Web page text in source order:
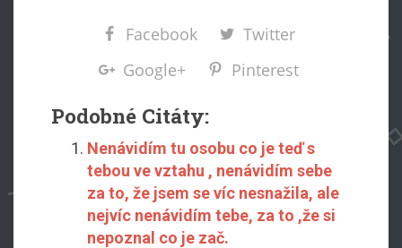
Facebook
Twitter
Google+
Pinterest
Podobné Citáty:
Nenávidím tu osobu co je teď s
tebou ve vztahu , nenávidím sebe
za to, že jsem se víc nesnažila, ale
nejvíc nenávidím tebe, za to ,že si
nepoznal co je zač.